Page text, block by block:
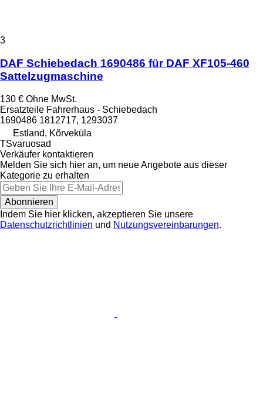
3
DAF Schiebedach 1690486 für DAF XF105-460
Sattelzugmaschine
130 € Ohne MwSt.
Ersatzteile Fahrerhaus - Schiebedach
1690486 1812717, 1293037
Estland, Kõrveküla
TSvaruosad
Verkäufer kontaktieren
Melden Sie sich hier an, um neue Angebote aus dieser
Kategorie zu erhalten
Abonnieren
Indem Sie hier klicken, akzeptieren Sie unsere
Datenschutzrichtlinien und Nutzungsvereinbarungen.